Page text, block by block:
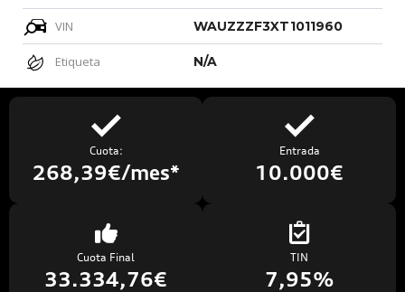
VIN WAUZZZF3XT1011960
Etiqueta N/A
Cuota:
268,39€/mes*
Entrada
10.000€
Cuota Final
33.334,76€
TIN
7,95%